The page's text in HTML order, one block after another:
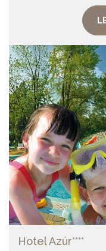
Hotel Azúr****